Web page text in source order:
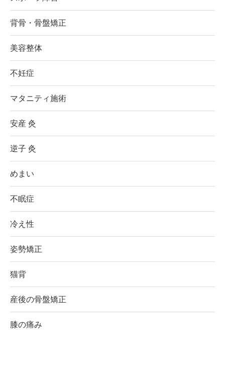
背骨・骨盤矯正
美容整体
不妊症
マタニティ施術
安産 灸
逆子 灸
めまい
不眠症
冷え性
姿勢矯正
猫背
産後の骨盤矯正
膝の痛み